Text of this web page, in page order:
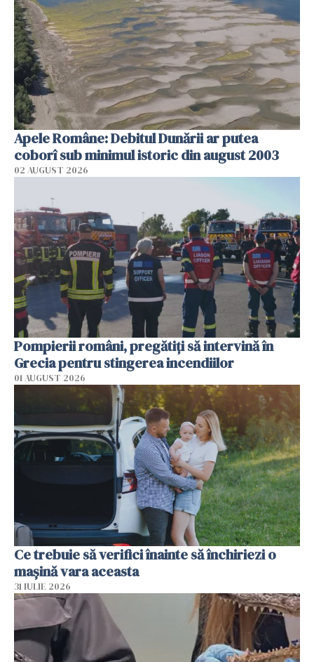
Apele Române: Debitul Dunării ar putea
coborî sub minimul istoric din august 2003
02 AUGUST 2026
Pompierii români, pregătiţi să intervină în
Grecia pentru stingerea incendiilor
01 AUGUST 2026
Ce trebuie să verifici înainte să închiriezi o
mașină vara aceasta
31 IULIE 2026